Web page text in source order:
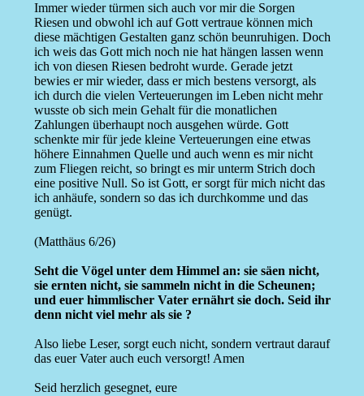
Immer wieder türmen sich auch vor mir die Sorgen
Riesen und obwohl ich auf Gott vertraue können mich
diese mächtigen Gestalten ganz schön beunruhigen. Doch
ich weis das Gott mich noch nie hat hängen lassen wenn
ich von diesen Riesen bedroht wurde. Gerade jetzt
bewies er mir wieder, dass er mich bestens versorgt, als
ich durch die vielen Verteuerungen im Leben nicht mehr
wusste ob sich mein Gehalt für die monatlichen
Zahlungen überhaupt noch ausgehen würde. Gott
schenkte mir für jede kleine Verteuerungen eine etwas
höhere Einnahmen Quelle und auch wenn es mir nicht
zum Fliegen reicht, so bringt es mir unterm Strich doch
eine positive Null. So ist Gott, er sorgt für mich nicht das
ich anhäufe, sondern so das ich durchkomme und das
genügt.
(Matthäus 6/26)
Seht die Vögel unter dem Himmel an: sie säen nicht,
sie ernten nicht, sie sammeln nicht in die Scheunen;
und euer himmlischer Vater ernährt sie doch. Seid ihr
denn nicht viel mehr als sie ?
Also liebe Leser, sorgt euch nicht, sondern vertraut darauf
das euer Vater auch euch versorgt! Amen
Seid herzlich gesegnet, eure